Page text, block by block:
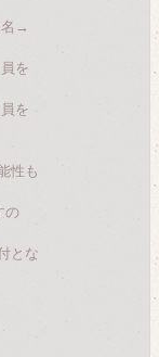
→
を
を
性も
の
とな